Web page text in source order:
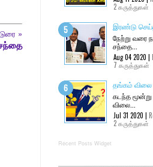
»
2 கருத்துகள்
இரண்டு
நேற்று வரை
சந்தை...
Aug 04 2020 |
7 கருத்துகள்
தங்கம் விலை
கடந்த
விலை...
Jul 31 2020 |
2 கருத்துகள்
Recent Posts Widget